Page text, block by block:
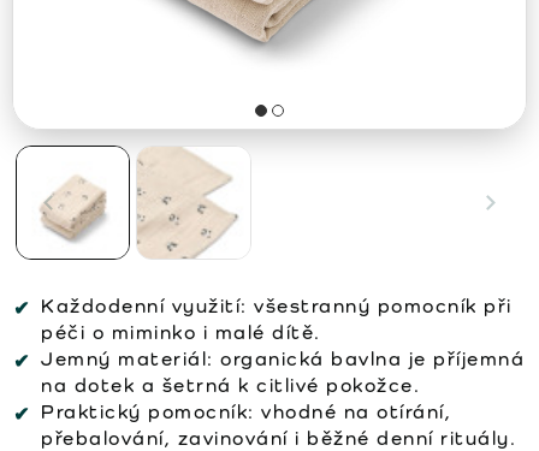
Každodenní využití: všestranný pomocník při
péči o miminko i malé dítě.
Jemný materiál: organická bavlna je příjemná
na dotek a šetrná k citlivé pokožce.
Praktický pomocník: vhodné na otírání,
přebalování, zavinování i běžné denní rituály.